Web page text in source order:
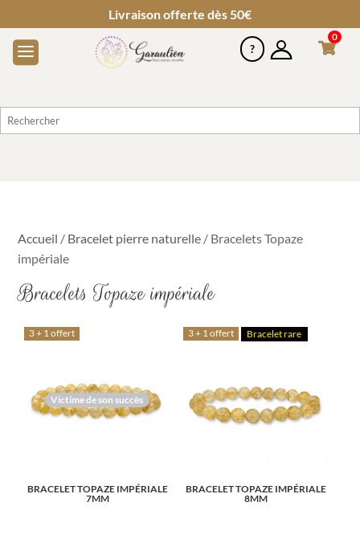
Livraison offerte dès 50€
0
Accueil / Bracelet pierre naturelle / Bracelets Topaze
impériale
Bracelets Topaze impériale
Victime de son succès
3 + 1 offert
BRACELET TOPAZE IMPÉRIALE
7MM
3 + 1 offert Bracelet rare
BRACELET TOPAZE IMPÉRIALE
8MM